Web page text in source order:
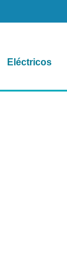
Eléctricos